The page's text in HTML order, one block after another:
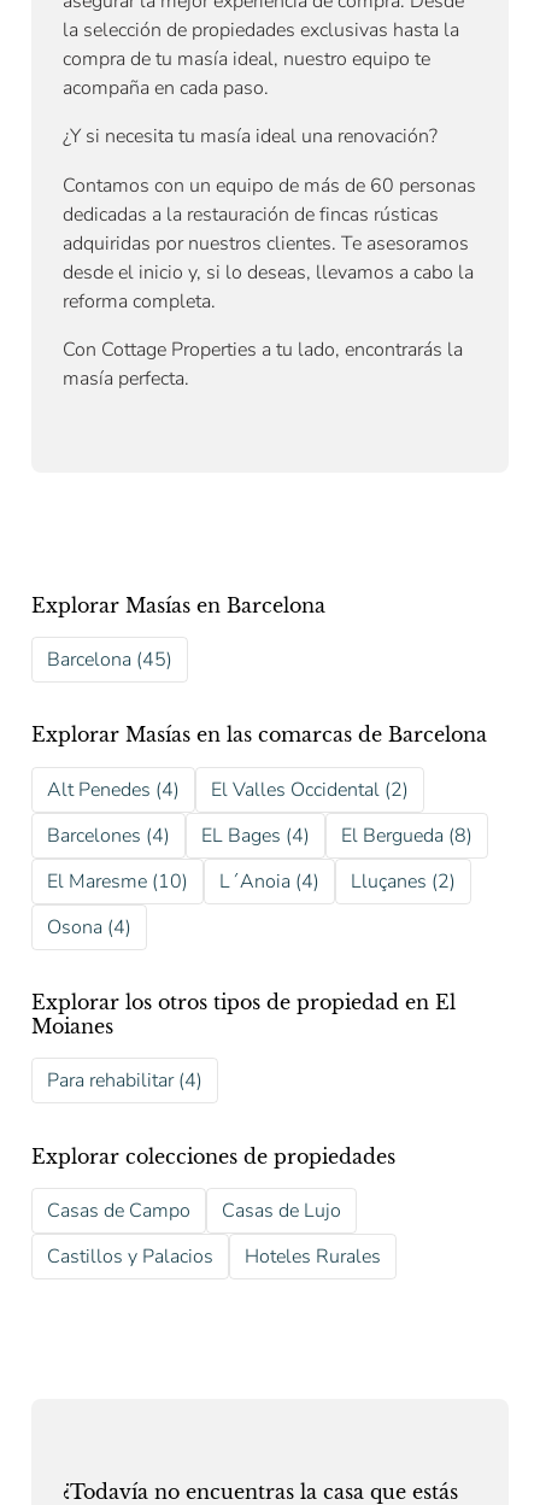
la selección de propiedades exclusivas hasta la
compra de tu masía ideal, nuestro equipo te
acompaña en cada paso.
¿Y si necesita tu masía ideal una renovación?
Contamos con un equipo de más de 60 personas
dedicadas a la restauración de fincas rústicas
adquiridas por nuestros clientes. Te asesoramos
desde el inicio y, si lo deseas, llevamos a cabo la
reforma completa.
Con Cottage Properties a tu lado, encontrarás la
masía perfecta.
Explorar Masías en Barcelona
Barcelona (45)
Explorar Masías en las comarcas de Barcelona
Alt Penedes (4)
El Valles Occidental (2)
Barcelones (4)
EL Bages (4)
El Bergueda (8)
El Maresme (10)
L´Anoia (4)
Lluçanes (2)
Osona (4)
Explorar los otros tipos de propiedad en El
Moianes
Para rehabilitar (4)
Explorar colecciones de propiedades
Casas de Campo
Casas de Lujo
Castillos y Palacios
Hoteles Rurales
¿Todavía no encuentras la casa que estás